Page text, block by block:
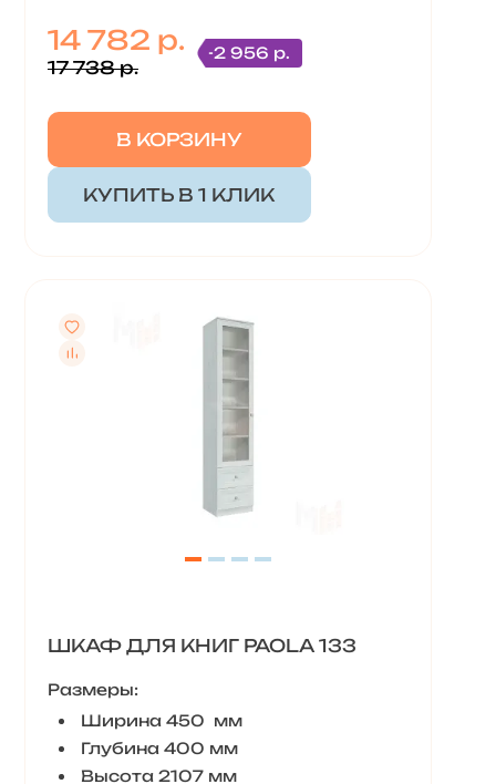
14 782 р.
17 738 р.
-2 956 р.
В КОРЗИНУ
КУПИТЬ В 1 КЛИК
ШКАФ ДЛЯ КНИГ PAOLA 133
Размеры:
Ширина 450 мм
Глубина 400 мм
Высота 2107 мм